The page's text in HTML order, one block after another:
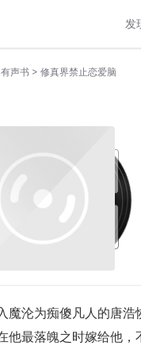
发
有声书 > 修真界禁止恋爱脑
魔沦为痴傻凡人的唐浩
他最落魄之时嫁给他，